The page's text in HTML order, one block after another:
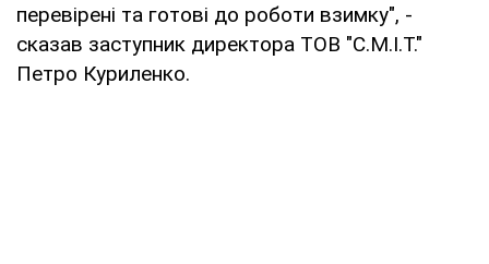
перевірені та готові до роботи взимку", -
сказав заступник директора ТОВ "С.М.І.Т."
Петро Куриленко.